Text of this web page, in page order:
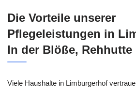
Die Vorteile unserer
Pflegeleistungen in
In der Blöße,
Viele Haushalte in Limburgerhof